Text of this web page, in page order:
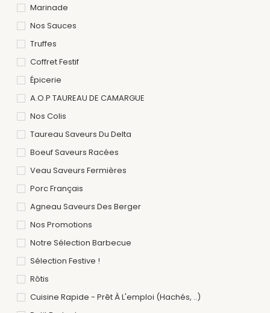
Marinade
Nos Sauces
Truffes
Coffret Festif
Épicerie
A.O.P TAUREAU DE CAMARGUE
Nos Colis
Taureau Saveurs Du Delta
Boeuf Saveurs Racées
Veau Saveurs Fermières
Porc Français
Agneau Saveurs Des Berger
Nos Promotions
Notre Sélection Barbecue
Sélection Festive !
Rôtis
Cuisine Rapide - Prêt À L'emploi (hachés, ..)